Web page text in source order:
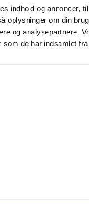
indhold og annoncer,
oplysninger om din
og analysepartnere.
de har indsamlet
inspiration, så skriv til
12 i Tønder. Så hjælper